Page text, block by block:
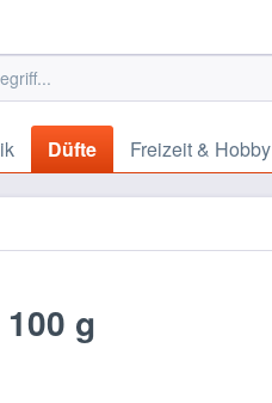
Düfte Freizeit & Hobby
g